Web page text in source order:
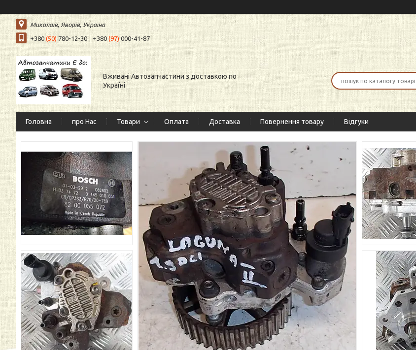
Миколаїв, Яворів, Україна
+380 (50)780-12-30 +380(97)000-41-87
Вживані Автозапчастини з доставкою по
Україні
Головна про Нас Товари Оплата Доставка Повернення товару Відгуки